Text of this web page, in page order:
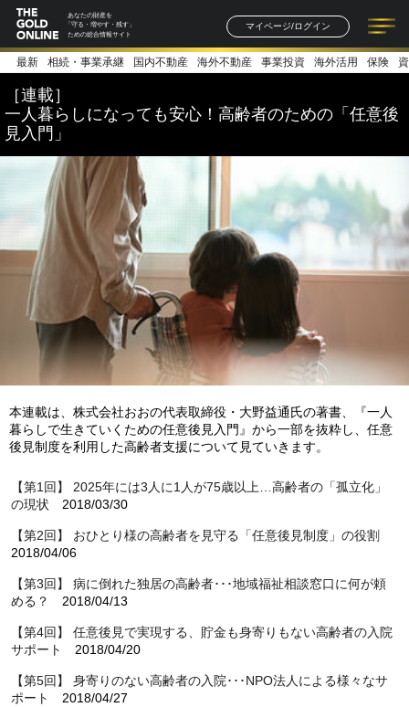
あなたの財産を
「守る・増やす・残す」
ための総合情報サイト
マイページ/ログイン
記事一覧 連載一覧
著者一覧 書籍一覧
最新 相続・事業承継 国内不動産 海外不動産 事業投資 海外活用 保険
［連載］
一人暮らしになっても安心！高齢者のための「任意後
見入門」
本連載は、株式会社おおの代表取締役・大野益通氏の著書、『一人
暮らしで生きていくための任意後見入門』から一部を抜粋し、任意
後見制度を利用した高齢者支援について見ていきます。
【第1回】 2025年には3人に1人が75歳以上…高齢者の「孤立化」
の現状 2018/03/30
【第2回】 おひとり様の高齢者を見守る「任意後見制度」の役割
2018/04/06
【第3回】 病に倒れた独居の高齢者･･･地域福祉相談窓口に何が頼
める？
2018/04/13
【第4回】 任意後見で実現する、貯金も身寄りもない高齢者の入院
サポート
2018/04/20
【第5回】 身寄りのない高齢者の入院･･･NPO法人による様々なサ
ポート
2018/04/27